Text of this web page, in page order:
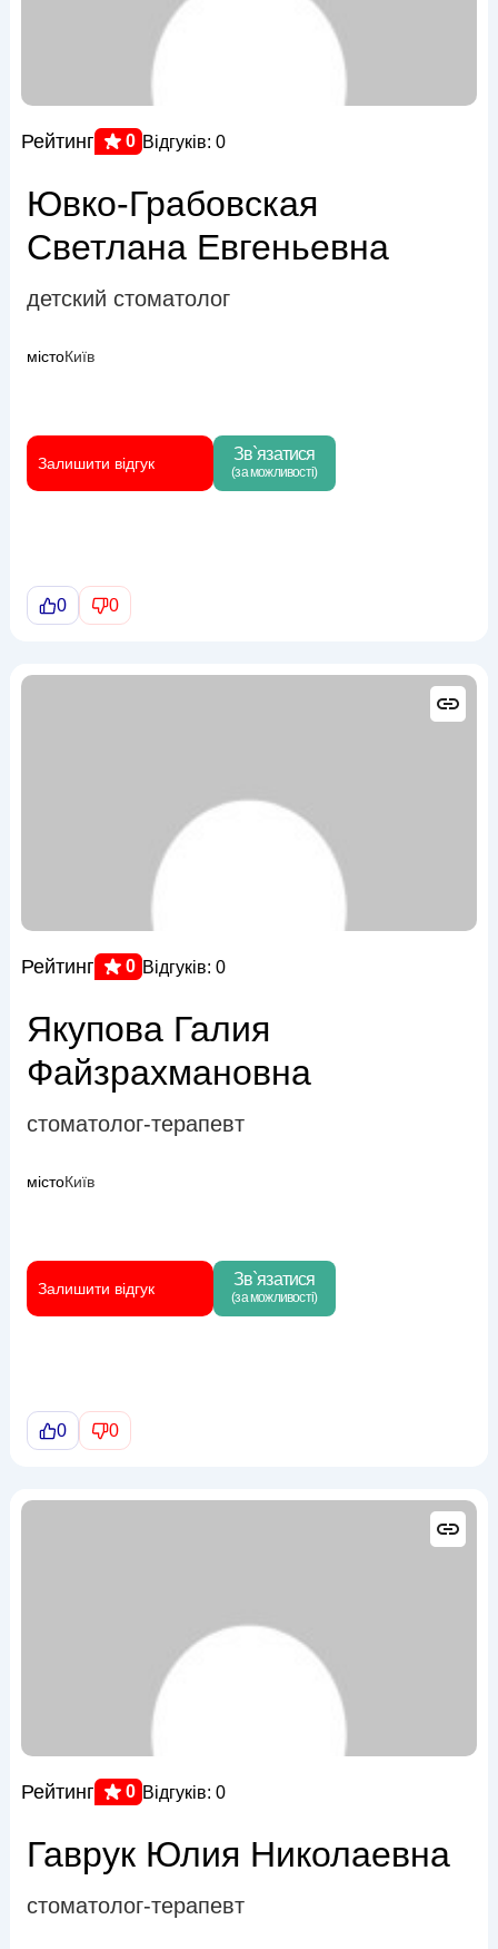
Рейтинг 0 Відгуків: 0
Ювко-Грабовская
Светлана Евгеньевна
детский стоматолог
містоКиїв
Залишити відгук Зв`язатися
(за можливості)
0 0
Рейтинг 0 Відгуків: 0
Якупова Галия
Файзрахмановна
стоматолог-терапевт
містоКиїв
Залишити відгук Зв`язатися
(за можливості)
0 0
Рейтинг 0 Відгуків: 0
Гаврук Юлия Николаевна
стоматолог-терапевт